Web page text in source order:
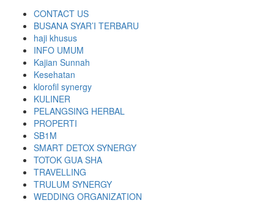
CONTACT US
BUSANA SYAR’I TERBARU
haji khusus
INFO UMUM
Kajian Sunnah
Kesehatan
klorofil synergy
KULINER
PELANGSING HERBAL
PROPERTI
SB1M
SMART DETOX SYNERGY
TOTOK GUA SHA
TRAVELLING
TRULUM SYNERGY
WEDDING ORGANIZATION